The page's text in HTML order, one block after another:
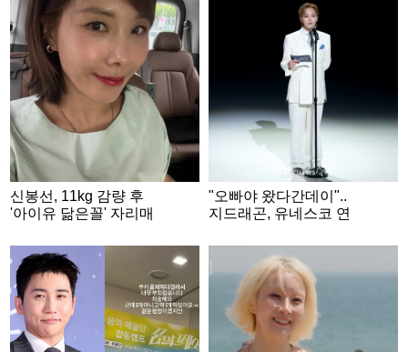
신봉선, 11kg 감량 후
'아이유 닮은꼴' 자리매
"오빠야 왔다간데이"..
지드래곤, 유네스코 연
[스타이슈]